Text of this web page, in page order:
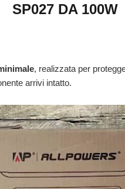
SP027 DA 100W
, realizzata per
arrivi intatto.